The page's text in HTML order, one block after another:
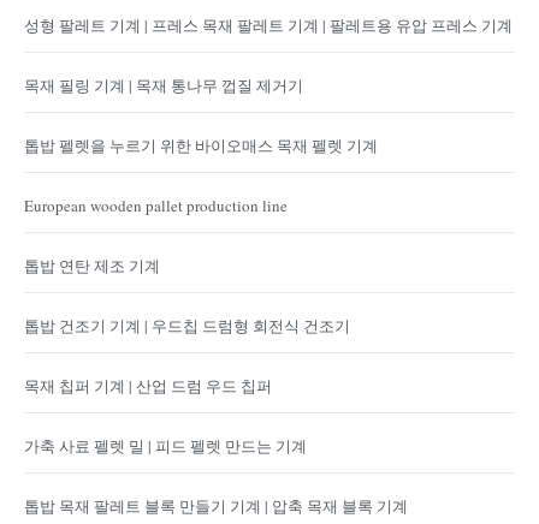
성형 팔레트 기계 | 프레스 목재 팔레트 기계 | 팔레트용 유압 프레스 기계
목재 필링 기계 | 목재 통나무 껍질 제거기
톱밥 펠렛을 누르기 위한 바이오매스 목재 펠렛 기계
European wooden pallet production line
톱밥 연탄 제조 기계
톱밥 건조기 기계 | 우드칩 드럼형 회전식 건조기
목재 칩퍼 기계 | 산업 드럼 우드 칩퍼
가축 사료 펠렛 밀 | 피드 펠렛 만드는 기계
톱밥 목재 팔레트 블록 만들기 기계 | 압축 목재 블록 기계